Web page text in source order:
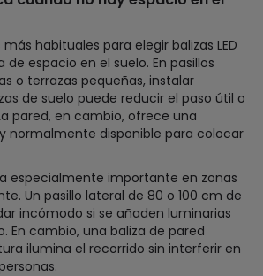
habituales para elegir balizas LED
espacio en el suelo. En pasillos
o terrazas pequeñas, instalar
de suelo puede reducir el paso útil o
pared, en cambio, ofrece una
normalmente disponible para colocar
especialmente importante en zonas
Un pasillo lateral de 80 o 100 cm de
incómodo si se añaden luminarias
En cambio, una baliza de pared
ilumina el recorrido sin interferir en